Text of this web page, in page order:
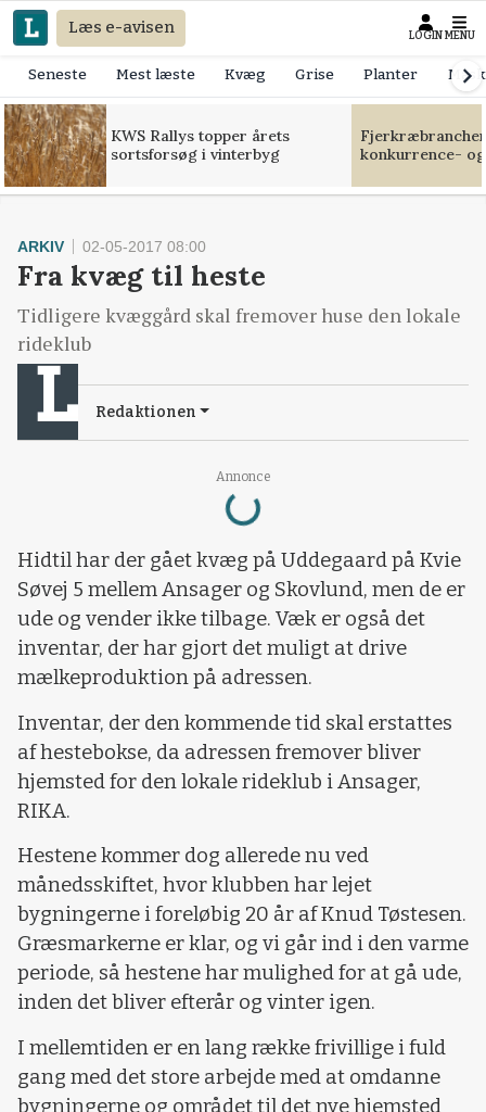
Læs e-avisen LOGIN MENU
Seneste Mest læste Kvæg Grise Planter
KWS Rallys topper årets
sortsforsøg i vinterbyg
konkurrence-
Annonce
Loading...
ARKIV 02-05-2017 08:00
Fra kvæg til heste
Tidligere kvæggård skal fremover huse den lokale
rideklub
Redaktionen
Hidtil har der gået kvæg på Uddegaard på Kvie
Søvej 5 mellem Ansager og Skovlund, men de er
ude og vender ikke tilbage. Væk er også det
inventar, der har gjort det muligt at drive
mælkeproduktion på adressen.
Inventar, der den kommende tid skal erstattes
af hestebokse, da adressen fremover bliver
hjemsted for den lokale rideklub i Ansager,
RIKA.
Hestene kommer dog allerede nu ved
månedsskiftet, hvor klubben har lejet
bygningerne i foreløbig 20 år af Knud Tøstesen.
Græsmarkerne er klar, og vi går ind i den varme
periode, så hestene har mulighed for at gå ude,
inden det bliver efterår og vinter igen.
I mellemtiden er en lang række frivillige i fuld
gang med det store arbejde med at omdanne
bygningerne og området til det nye hjemsted